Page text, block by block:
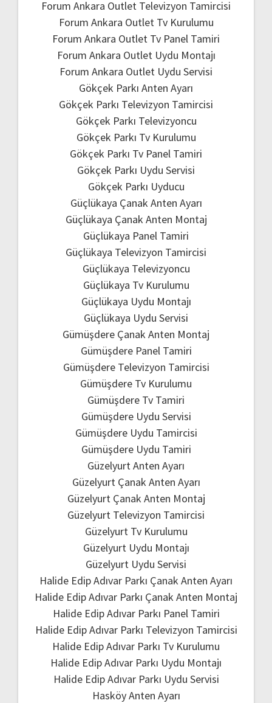
Forum Ankara Outlet Televizyon Tamircisi
Forum Ankara Outlet Tv Kurulumu
Forum Ankara Outlet Tv Panel Tamiri
Forum Ankara Outlet Uydu Montajı
Forum Ankara Outlet Uydu Servisi
Gökçek Parkı Anten Ayarı
Gökçek Parkı Televizyon Tamircisi
Gökçek Parkı Televizyoncu
Gökçek Parkı Tv Kurulumu
Gökçek Parkı Tv Panel Tamiri
Gökçek Parkı Uydu Servisi
Gökçek Parkı Uyducu
Güçlükaya Çanak Anten Ayarı
Güçlükaya Çanak Anten Montaj
Güçlükaya Panel Tamiri
Güçlükaya Televizyon Tamircisi
Güçlükaya Televizyoncu
Güçlükaya Tv Kurulumu
Güçlükaya Uydu Montajı
Güçlükaya Uydu Servisi
Gümüşdere Çanak Anten Montaj
Gümüşdere Panel Tamiri
Gümüşdere Televizyon Tamircisi
Gümüşdere Tv Kurulumu
Gümüşdere Tv Tamiri
Gümüşdere Uydu Servisi
Gümüşdere Uydu Tamircisi
Gümüşdere Uydu Tamiri
Güzelyurt Anten Ayarı
Güzelyurt Çanak Anten Ayarı
Güzelyurt Çanak Anten Montaj
Güzelyurt Televizyon Tamircisi
Güzelyurt Tv Kurulumu
Güzelyurt Uydu Montajı
Güzelyurt Uydu Servisi
Halide Edip Adıvar Parkı Çanak Anten Ayarı
Halide Edip Adıvar Parkı Çanak Anten Montaj
Halide Edip Adıvar Parkı Panel Tamiri
Halide Edip Adıvar Parkı Televizyon Tamircisi
Halide Edip Adıvar Parkı Tv Kurulumu
Halide Edip Adıvar Parkı Uydu Montajı
Halide Edip Adıvar Parkı Uydu Servisi
Hasköy Anten Ayarı